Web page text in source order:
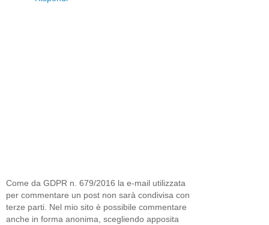
Come da GDPR n. 679/2016 la e-mail utilizzata
per commentare un post non sarà condivisa con
terze parti. Nel mio sito è possibile commentare
anche in forma anonima, scegliendo apposita